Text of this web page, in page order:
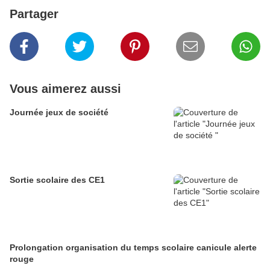
Partager
Vous aimerez aussi
Journée jeux de société
Sortie scolaire des CE1
Prolongation organisation du temps scolaire canicule alerte
rouge